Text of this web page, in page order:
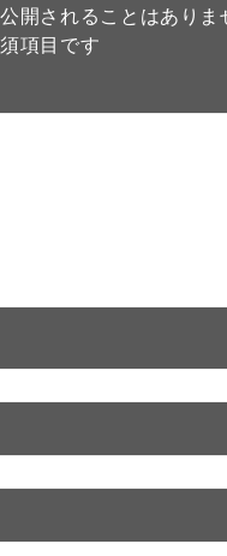
開されることはありま
項目です